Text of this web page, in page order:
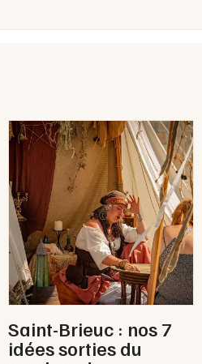
Saint-Brieuc : nos 7
idées sorties du